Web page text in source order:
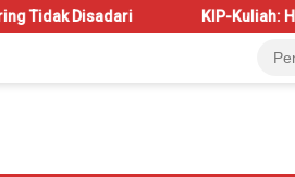
KIP-Kuliah: Hak atau Amanah?